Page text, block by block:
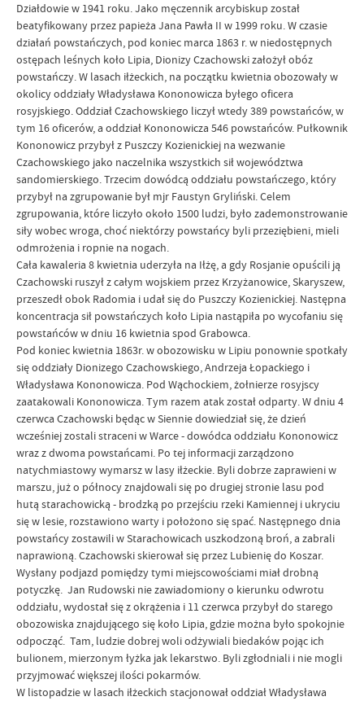
Działdowie w 1941 roku. Jako męczennik arcybiskup został
beatyfikowany przez papieża Jana Pawła II w 1999 roku. W czasie
działań powstańczych, pod koniec marca 1863 r. w niedostępnych
ostępach leśnych koło Lipia, Dionizy Czachowski założył obóz
powstańczy. W lasach iłżeckich, na początku kwietnia obozowały w
okolicy oddziały Władysława Kononowicza byłego oficera
rosyjskiego. Oddział Czachowskiego liczył wtedy 389 powstańców, w
tym 16 oficerów, a oddział Kononowicza 546 powstańców. Pułkownik
Kononowicz przybył z Puszczy Kozienickiej na wezwanie
Czachowskiego jako naczelnika wszystkich sił województwa
sandomierskiego. Trzecim dowódcą oddziału powstańczego, który
przybył na zgrupowanie był mjr Faustyn Gryliński. Celem
zgrupowania, które liczyło około 1500 ludzi, było zademonstrowanie
siły wobec wroga, choć niektórzy powstańcy byli przeziębieni, mieli
odmrożenia i ropnie na nogach.
Cała kawaleria 8 kwietnia uderzyła na Iłżę, a gdy Rosjanie opuścili ją
Czachowski ruszył z całym wojskiem przez Krzyżanowice, Skaryszew,
przeszedł obok Radomia i udał się do Puszczy Kozienickiej. Następna
koncentracja sił powstańczych koło Lipia nastąpiła po wycofaniu się
powstańców w dniu 16 kwietnia spod Grabowca.
Pod koniec kwietnia 1863r. w obozowisku w Lipiu ponownie spotkały
się oddziały Dionizego Czachowskiego, Andrzeja Łopackiego i
Władysława Kononowicza. Pod Wąchockiem, żołnierze rosyjscy
zaatakowali Kononowicza. Tym razem atak został odparty. W dniu 4
czerwca Czachowski będąc w Siennie dowiedział się, że dzień
wcześniej zostali straceni w Warce - dowódca oddziału Kononowicz
wraz z dwoma powstańcami. Po tej informacji zarządzono
natychmiastowy wymarsz w lasy iłżeckie. Byli dobrze zaprawieni w
marszu, już o północy znajdowali się po drugiej stronie lasu pod
hutą starachowicką - brodzką po przejściu rzeki Kamiennej i ukryciu
się w lesie, rozstawiono warty i położono się spać. Następnego dnia
powstańcy zostawili w Starachowicach uszkodzoną broń, a zabrali
naprawioną. Czachowski skierował się przez Lubienię do Koszar.
Wysłany podjazd pomiędzy tymi miejscowościami miał drobną
potyczkę. Jan Rudowski nie zawiadomiony o kierunku odwrotu
oddziału, wydostał się z okrążenia i 11 czerwca przybył do starego
obozowiska znajdującego się koło Lipia, gdzie można było spokojnie
odpocząć. Tam, ludzie dobrej woli odżywiali biedaków pojąc ich
bulionem, mierzonym łyżka jak lekarstwo. Byli zgłodniali i nie mogli
przyjmować większej ilości pokarmów.
W listopadzie w lasach iłżeckich stacjonował oddział Władysława